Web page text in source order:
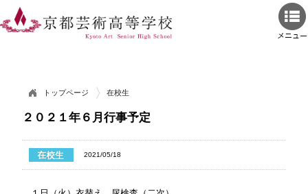
トップページ 在校生
２０２１年６月行事予定
2021/05/18